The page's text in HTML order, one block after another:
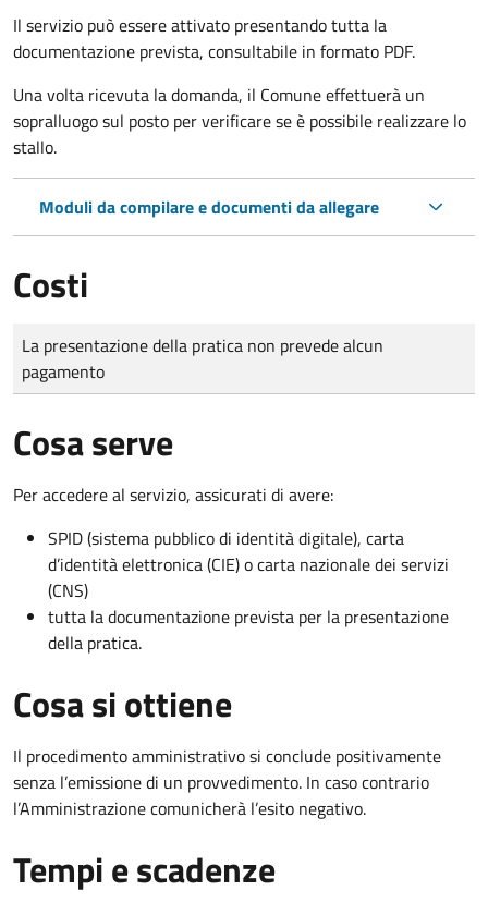
Il servizio può essere attivato presentando tutta la
documentazione prevista, consultabile in formato PDF.
Una volta ricevuta la domanda, il Comune effettuerà un
sopralluogo sul posto per verificare se è possibile realizzare lo
stallo.
Moduli da compilare e documenti da allegare
Costi
Tipo di pagamento
Importo
La presentazione della pratica non prevede alcun
pagamento
Cosa serve
Per accedere al servizio, assicurati di avere:
SPID (sistema pubblico di identità digitale), carta
d’identità elettronica (CIE) o carta nazionale dei servizi
(CNS)
tutta la documentazione prevista per la presentazione
della pratica.
Cosa si ottiene
Il procedimento amministrativo si conclude positivamente
senza l’emissione di un provvedimento. In caso contrario
l’Amministrazione comunicherà l’esito negativo.
Tempi e scadenze